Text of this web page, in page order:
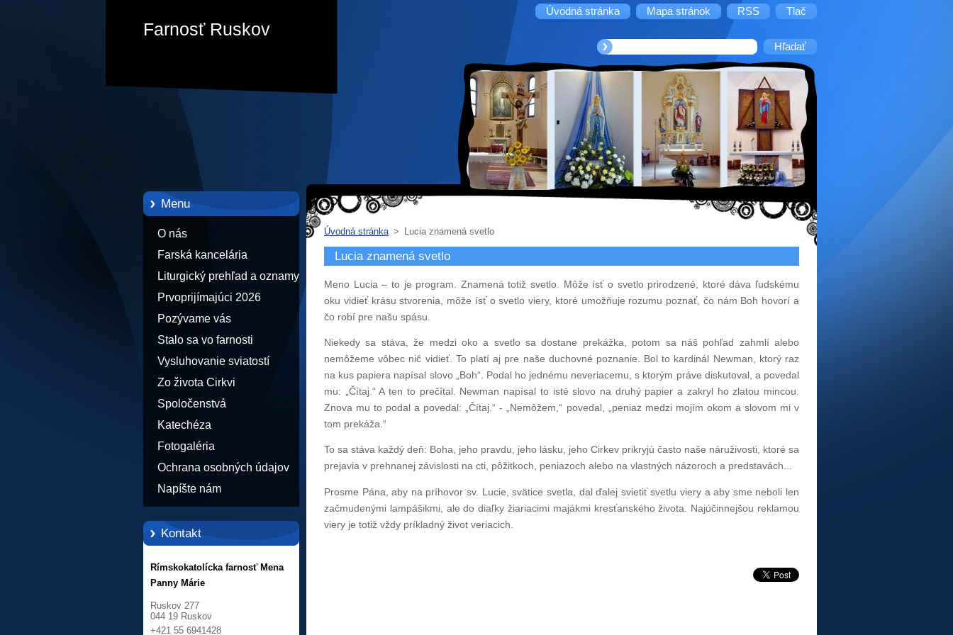
Úvodná stránka Mapa stránok RSS Tlač
Farnosť Ruskov
Menu
O nás
Farská kancelária
Liturgický prehľad a oznamy
Prvoprijímajúci 2026
Pozývame vás
Stalo sa vo farnosti
Vysluhovanie sviatostí
Zo života Cirkvi
Spoločenstvá
Katechéza
Fotogaléria
Ochrana osobných údajov
Napíšte nám
Kontakt
Rímskokatolícka farnosť Mena
Panny Márie
Ruskov 277
044 19 Ruskov
+421 55 6941428
Úvodná stránka > Lucia znamená svetlo
Lucia znamená svetlo
Meno Lucia – to je program. Znamená totiž svetlo. Môže ísť o svetlo prirodzené, ktoré dáva ľudskému
oku vidieť krásu stvorenia, môže ísť o svetlo viery, ktoré umožňuje rozumu poznať, čo nám Boh hovorí a
čo robí pre našu spásu.
Niekedy sa stáva, že medzi oko a svetlo sa dostane prekážka, potom sa náš pohľad zahmlí alebo
nemôžeme vôbec nič vidieť. To platí aj pre naše duchovné poznanie. Bol to kardinál Newman, ktorý raz
na kus papiera napísal slovo „Boh“. Podal ho jednému neveriacemu, s ktorým práve diskutoval, a povedal
mu: „Čítaj.“ A ten to prečítal. Newman napísal to isté slovo na druhý papier a zakryl ho zlatou mincou.
Znova mu to podal a povedal: „Čítaj.“ - „Nemôžem,“ povedal, „peniaz medzi mojím okom a slovom mi v
tom prekáža.“
To sa stáva každý deň: Boha, jeho pravdu, jeho lásku, jeho Cirkev prikryjú často naše náruživosti, ktoré sa
prejavia v prehnanej závislosti na cti, pôžitkoch, peniazoch alebo na vlastných názoroch a predstavách...
Prosme Pána, aby na príhovor sv. Lucie, svätice svetla, dal ďalej svietiť svetlu viery a aby sme neboli len
začmudenými lampášikmi, ale do diaľky žiariacimi majákmi kresťanského života. Najúčinnejšou reklamou
viery je totiž vždy príkladný život veriacich.